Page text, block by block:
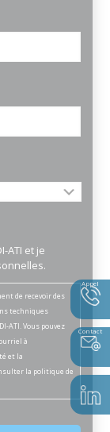
ATI et je
de recevoir des
techniques
ATI. Vous pouvez
à
et la
la politique de
Appel
Contact